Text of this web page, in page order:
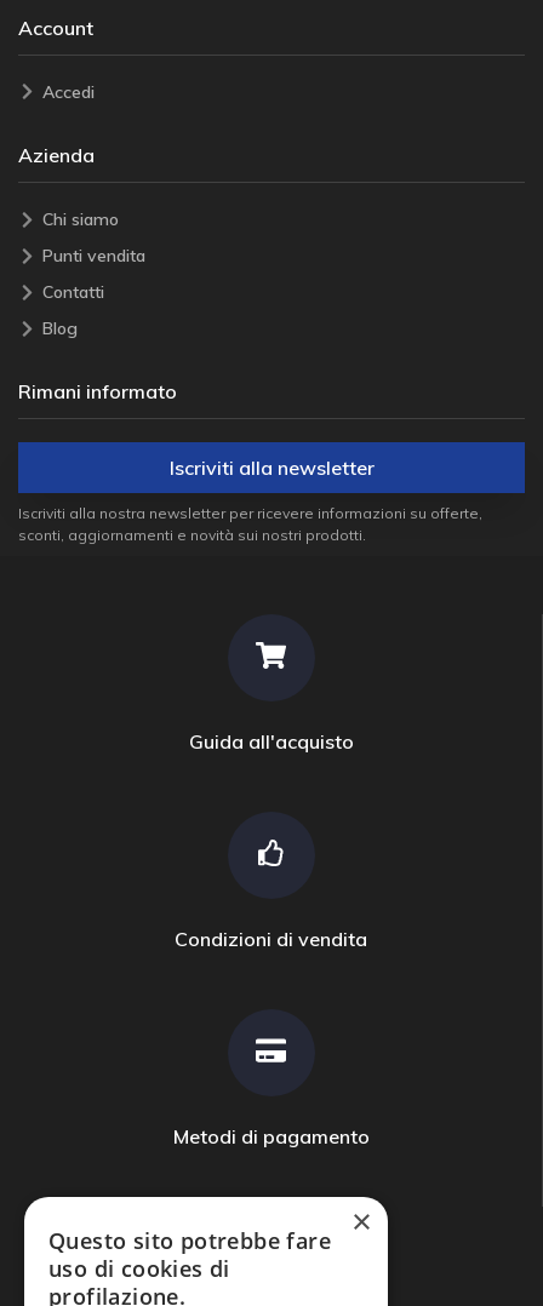
Account
Accedi
Azienda
Chi siamo
Punti vendita
Contatti
Blog
Rimani informato
Iscriviti alla newsletter
Iscriviti alla nostra newsletter per ricevere informazioni su offerte,
sconti, aggiornamenti e novità sui nostri prodotti.
Guida all'acquisto
Condizioni di vendita
Metodi di pagamento
×
Questo sito potrebbe fare
uso di cookies di
profilazione.